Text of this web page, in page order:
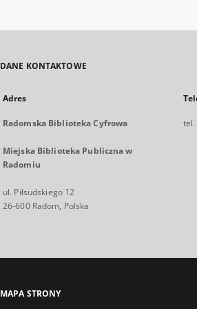
DANE KONTAKTOWE
Adres
Radomska Biblioteka Cyfrowa
Miejska Biblioteka Publiczna w
Radomiu
ul. Piłsudskiego 12
26-600 Radom, Polska
tel.
MAPA STRONY